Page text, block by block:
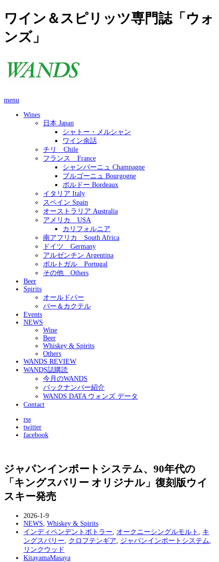
ワイン＆スピリッツ専門誌「ウォ
ンズ」
menu
Wines
日本 Japan
シャトー・メルシャン
ワイン余話
チリ Chile
フランス France
シャンパーニュ Champagne
ブルゴーニュ Bourgogne
ボルドー Bordeaux
イタリア Italy
スペイン Spain
オーストラリア Australia
アメリカ USA
カリフォルニア
南アフリカ South Africa
ドイツ Germany
アルゼンチン Argentina
ポルトガル Portugal
その他 Others
Beer
Spirits
オールドパー
バー＆カクテル
Events
NEWS
Wine
Beer
Whiskey & Spirits
Others
WANDS REVIEW
WANDS誌購読
今月のWANDS
バックナンバー紹介
WANDS DATA ウォンズ データ
Contact
rss
twitter
facebook
ジャパンインポートシステム、90年代の
「キングスバリー オリジナル」復刻版ウイ
スキー発売
2026-1-9
NEWS Whiskey & Spirits
インディペンデントボトラー
オークニーシングルモルト
キ
ングスバリー
クロフテンギア ジャパンインポートシステム
リンクウッド
KitayamaMasaya